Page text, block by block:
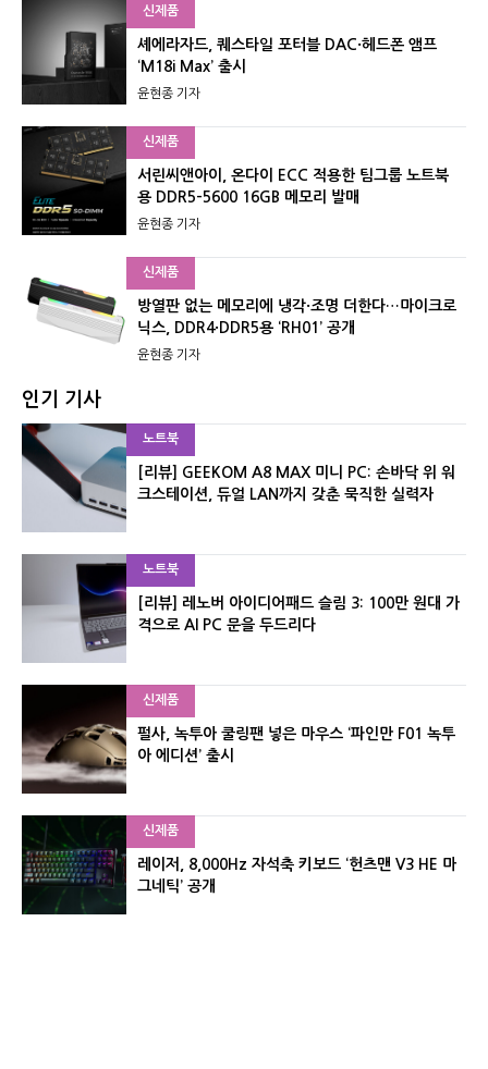
신제품
셰에라자드, 퀘스타일 포터블 DAC·헤드폰 앰프
‘M18i Max’ 출시
윤현종 기자
신제품
서린씨앤아이, 온다이 ECC 적용한 팀그룹 노트북
용 DDR5-5600 16GB 메모리 발매
윤현종 기자
신제품
방열판 없는 메모리에 냉각·조명 더한다…마이크로
닉스, DDR4·DDR5용 ‘RH01’ 공개
윤현종 기자
인기 기사
노트북
[리뷰] GEEKOM A8 MAX 미니 PC: 손바닥 위 워
크스테이션, 듀얼 LAN까지 갖춘 묵직한 실력자
노트북
[리뷰] 레노버 아이디어패드 슬림 3: 100만 원대 가
격으로 AI PC 문을 두드리다
신제품
펄사, 녹투아 쿨링팬 넣은 마우스 ‘파인만 F01 녹투
아 에디션’ 출시
신제품
레이저, 8,000Hz 자석축 키보드 ‘헌츠맨 V3 HE 마
그네틱’ 공개